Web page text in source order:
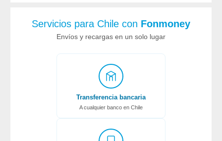
Servicios para Chile con Fonmoney
Envíos y recargas en un solo lugar
Transferencia bancaria
A cualquier banco en Chile